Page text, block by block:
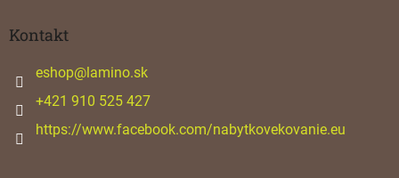
Kontakt
eshop@lamino.sk
+421 910 525 427
https://www.facebook.com/nabytkovekovanie.eu